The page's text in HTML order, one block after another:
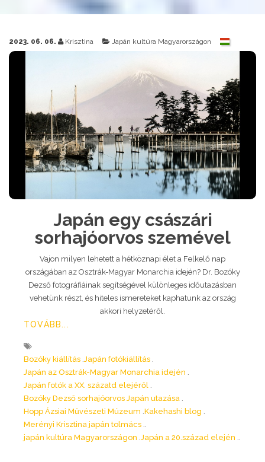
2023. 06. 06. Krisztina Japán kultúra Magyarországon
Japán egy császári
sorhajóorvos szemével
Vajon milyen lehetett a hétköznapi élet a Felkelő nap
országában az Osztrák-Magyar Monarchia idején? Dr. Bozóky
Dezső fotográfiáinak segítségével különleges időutazásban
vehetünk részt, és hiteles ismereteket kaphatunk az ország
akkori helyzetéről.
TOVÁBB...
Bozóky kiállítás Japán fotókiállítás
Japán az Osztrák-Magyar Monarchia idején
Japán fotók a XX. százatd elejéről
Bozóky Dezső sorhajóorvos Japán utazása
Hopp Ázsiai Művészeti Múzeum Kakehashi blog
Merényi Krisztina japán tolmács
japán kultúra Magyarországon Japán a 20.század elején